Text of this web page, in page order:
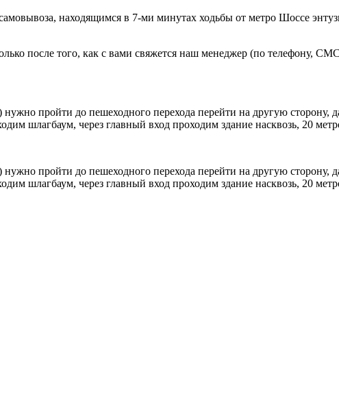
находящимся в 7-ми минутах ходьбы от метро Шоссе
после того, как с вами свяжется наш менеджер (по телефону,
пройти до пешеходного перехода перейти на другую сторону,
шлагбаум, через главный вход проходим здание насквозь, 20
пройти до пешеходного перехода перейти на другую сторону,
шлагбаум, через главный вход проходим здание насквозь, 20